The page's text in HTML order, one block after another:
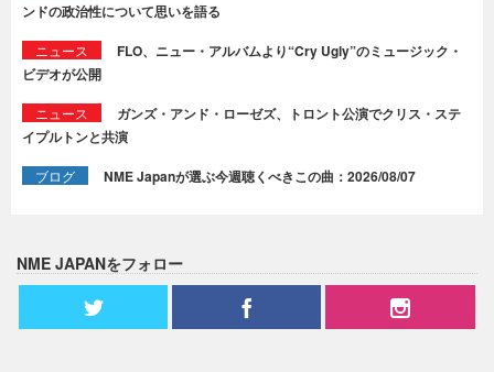
ンドの政治性について思いを語る
ニュース
FLO、ニュー・アルバムより“Cry Ugly”のミュージック・
ビデオが公開
ニュース
ガンズ・アンド・ローゼズ、トロント公演でクリス・ステ
イプルトンと共演
ブログ NME Japanが選ぶ今週聴くべきこの曲：2026/08/07
NME JAPANをフォロー